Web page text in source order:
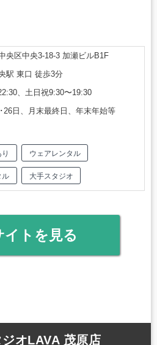
央区中央3-18-3 加瀬ビルB1F
駅 東口 徒歩3分
、土日祝9:30〜19:30
26日、月末最終日、年末年始等
ウェアレンタル
ル 大手スタジオ
イトを見る
オLAVA 茂原店